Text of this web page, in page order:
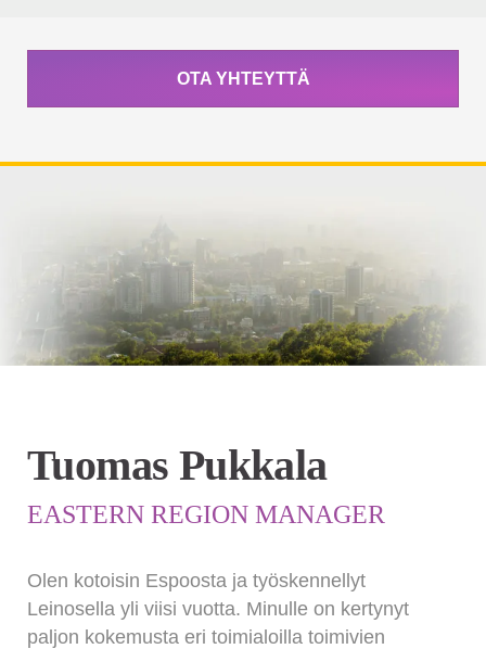
OTA YHTEYTTÄ
Tuomas Pukkala
EASTERN REGION MANAGER
Olen kotoisin Espoosta ja työskennellyt
Leinosella yli viisi vuotta. Minulle on kertynyt
paljon kokemusta eri toimialoilla toimivien